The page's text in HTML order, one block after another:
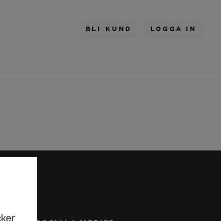
BLI KUND LOGGA IN